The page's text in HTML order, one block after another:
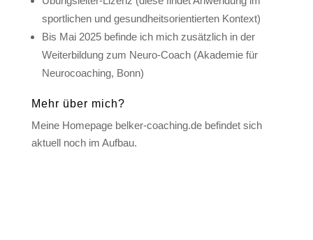
sportlichen und gesundheitsorientierten Kontext)
Bis Mai 2025 befinde ich mich zusätzlich in der
Weiterbildung zum Neuro-Coach (Akademie für
Neurocoaching, Bonn)
Mehr über mich?
Meine Homepage belker-coaching.de befindet sich
aktuell noch im Aufbau.